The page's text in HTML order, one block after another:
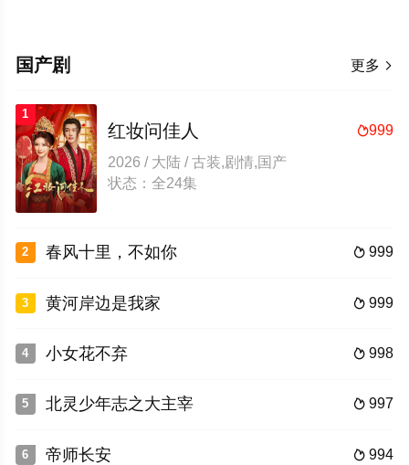
更多 
国产剧
1
999
红妆问佳人
2026 / 大陆 / 古装,剧情,国产
状态：全24集
2  999
春风十里，不如你
3  999
黄河岸边是我家
4  998
小女花不弃
5  997
北灵少年志之大主宰
6  994
帝师长安